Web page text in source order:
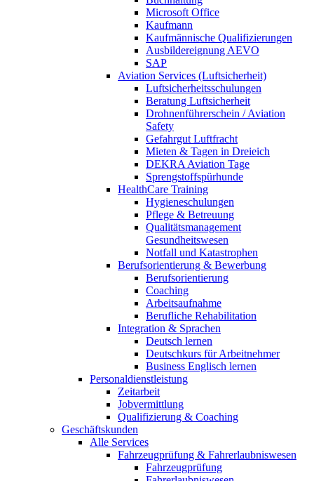
Microsoft Office
Kaufmann
Kaufmännische Qualifizierungen
Ausbildereignung AEVO
SAP
Aviation Services (Luftsicherheit)
Luftsicherheitsschulungen
Beratung Luftsicherheit
Drohnenführerschein / Aviation
Safety
Gefahrgut Luftfracht
Mieten & Tagen in Dreieich
DEKRA Aviation Tage
Sprengstoffspürhunde
HealthCare Training
Hygieneschulungen
Pflege & Betreuung
Qualitätsmanagement
Gesundheitswesen
Notfall und Katastrophen
Berufsorientierung & Bewerbung
Berufsorientierung
Coaching
Arbeitsaufnahme
Berufliche Rehabilitation
Integration & Sprachen
Deutsch lernen
Deutschkurs für Arbeitnehmer
Business Englisch lernen
Personaldienstleistung
Zeitarbeit
Jobvermittlung
Qualifizierung & Coaching
Geschäftskunden
Alle Services
Fahrzeugprüfung & Fahrerlaubniswesen
Fahrzeugprüfung